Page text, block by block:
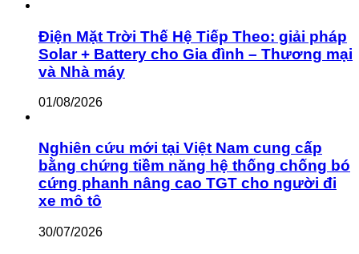
Điện Mặt Trời Thế Hệ Tiếp Theo: giải pháp
Solar + Battery cho Gia đình – Thương mại
và Nhà máy
01/08/2026
Nghiên cứu mới tại Việt Nam cung cấp
bằng chứng tiềm năng hệ thống chống bó
cứng phanh nâng cao TGT cho người đi
xe mô tô
30/07/2026